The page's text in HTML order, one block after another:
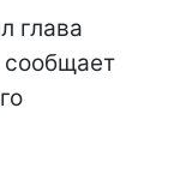
глава